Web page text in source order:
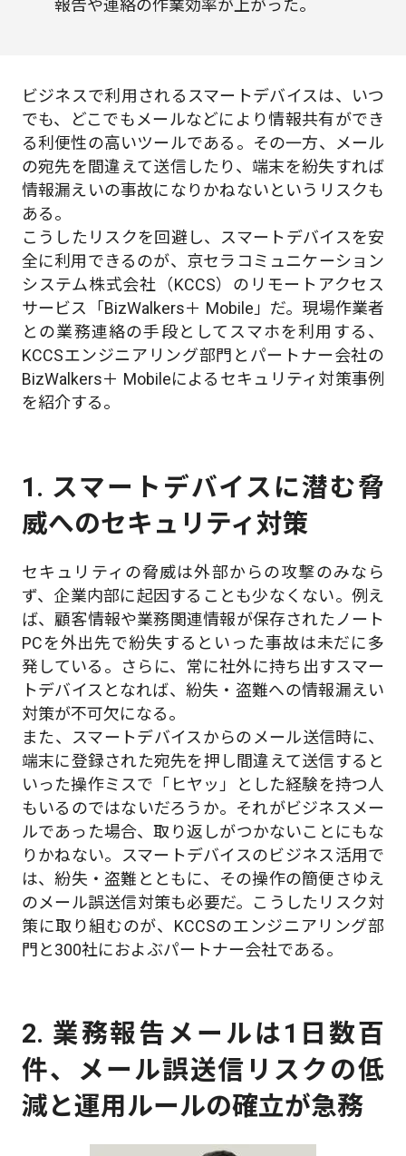
報告や連絡の作業効率が上がった。
ビジネスで利用されるスマートデバイスは、いつ
でも、どこでもメールなどにより情報共有ができ
る利便性の高いツールである。その一方、メール
の宛先を間違えて送信したり、端末を紛失すれば
情報漏えいの事故になりかねないというリスクも
ある。
こうしたリスクを回避し、スマートデバイスを安
全に利用できるのが、京セラコミュニケーション
システム株式会社（KCCS）のリモートアクセス
サービス「BizWalkers＋ Mobile」だ。現場作業者
との業務連絡の手段としてスマホを利用する、
KCCSエンジニアリング部門とパートナー会社の
BizWalkers＋ Mobileによるセキュリティ対策事例
を紹介する。
1. スマートデバイスに潜む脅
威へのセキュリティ対策
セキュリティの脅威は外部からの攻撃のみなら
ず、企業内部に起因することも少なくない。例え
ば、顧客情報や業務関連情報が保存されたノート
PCを外出先で紛失するといった事故は未だに多
発している。さらに、常に社外に持ち出すスマー
トデバイスとなれば、紛失・盗難への情報漏えい
対策が不可欠になる。
また、スマートデバイスからのメール送信時に、
端末に登録された宛先を押し間違えて送信すると
いった操作ミスで「ヒヤッ」とした経験を持つ人
もいるのではないだろうか。それがビジネスメー
ルであった場合、取り返しがつかないことにもな
りかねない。スマートデバイスのビジネス活用で
は、紛失・盗難とともに、その操作の簡便さゆえ
のメール誤送信対策も必要だ。こうしたリスク対
策に取り組むのが、KCCSのエンジニアリング部
門と300社におよぶパートナー会社である。
2. 業務報告メールは1日数百
件、メール誤送信リスクの低
減と運用ルールの確立が急務